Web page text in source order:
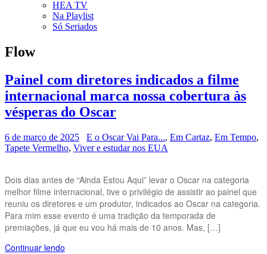
HEA TV
Na Playlist
Só Seriados
Flow
Painel com diretores indicados a filme
internacional marca nossa cobertura às
vésperas do Oscar
6 de março de 2025 E o Oscar Vai Para..., Em Cartaz, Em Tempo,
Tapete Vermelho, Viver e estudar nos EUA
Dois dias antes de “Ainda Estou Aqui” levar o Oscar na categoria
melhor filme internacional, tive o privilégio de assistir ao painel que
reuniu os diretores e um produtor, indicados ao Oscar na categoria.
Para mim esse evento é uma tradição da temporada de
premiações, já que eu vou há mais de 10 anos. Mas, […]
Continuar lendo